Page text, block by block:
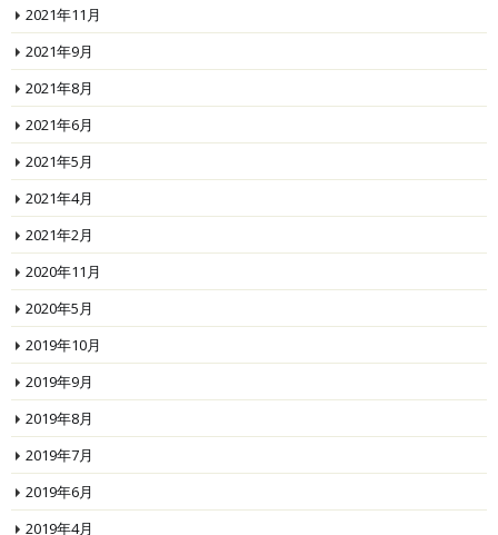
2021年11月
2021年9月
2021年8月
2021年6月
2021年5月
2021年4月
2021年2月
2020年11月
2020年5月
2019年10月
2019年9月
2019年8月
2019年7月
2019年6月
2019年4月